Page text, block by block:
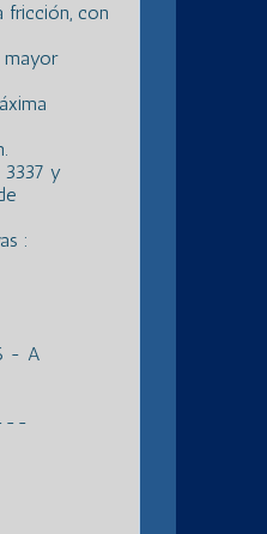
fricción, con
mayor
3337 y
:
- A